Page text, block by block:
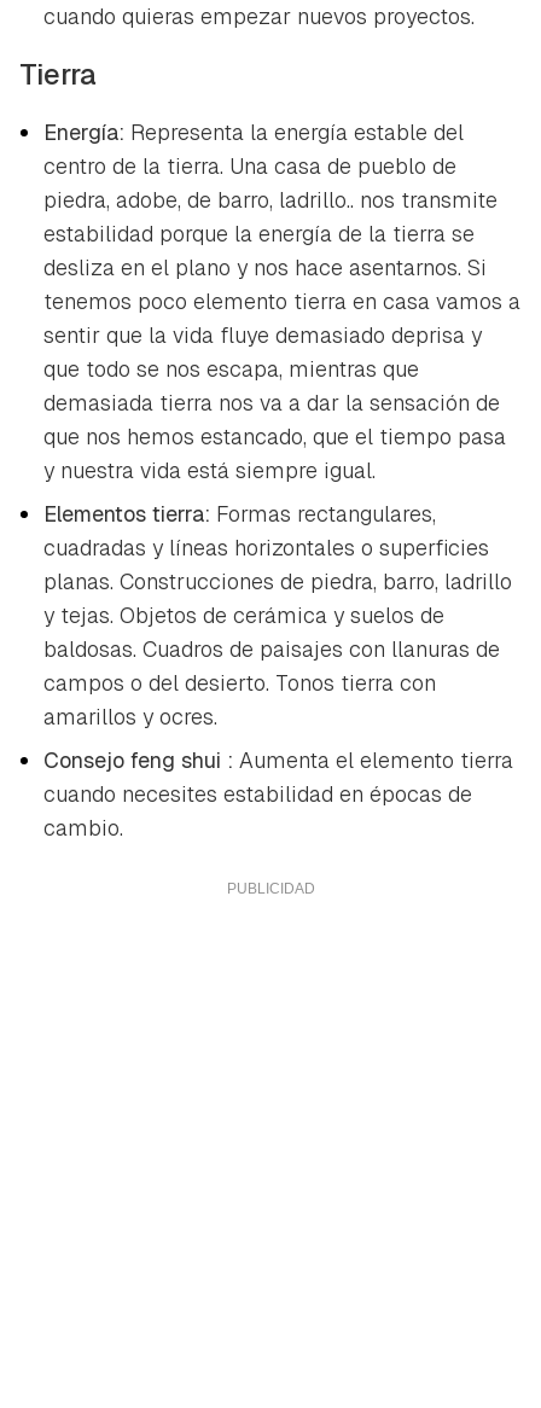
cuando quieras empezar nuevos proyectos.
Tierra
Energía: Representa la energía estable del
centro de la tierra. Una casa de pueblo de
piedra, adobe, de barro, ladrillo.. nos transmite
estabilidad porque la energía de la tierra se
desliza en el plano y nos hace asentarnos. Si
tenemos poco elemento tierra en casa vamos a
sentir que la vida fluye demasiado deprisa y
que todo se nos escapa, mientras que
demasiada tierra nos va a dar la sensación de
que nos hemos estancado, que el tiempo pasa
y nuestra vida está siempre igual.
Elementos tierra: Formas rectangulares,
cuadradas y líneas horizontales o superficies
planas. Construcciones de piedra, barro, ladrillo
y tejas. Objetos de cerámica y suelos de
baldosas. Cuadros de paisajes con llanuras de
campos o del desierto. Tonos tierra con
amarillos y ocres.
Consejo feng shui : Aumenta el elemento tierra
cuando necesites estabilidad en épocas de
cambio.